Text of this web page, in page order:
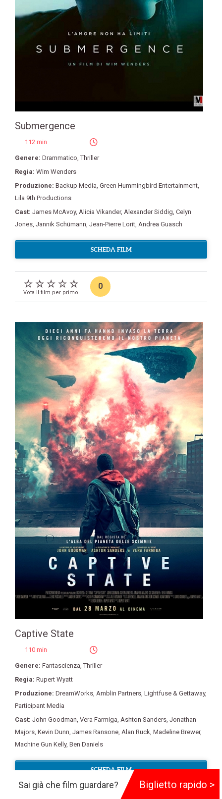
Submergence
112 min
Genere: Drammatico ,Thriller
Regia: Wim Wenders
Produzione: Backup Media Green Hummingbird Entertainment
Lila 9th Productions
Cast: James McAvoy, Alicia Vikander, Alexander Siddig Celyn
Jones Jannik Schümann Jean-Pierre Lorit Andrea Guasch
SCHEDA FILM
Vota il film per primo
0
Captive State
110 min
Genere: Fantascienza ,Thriller
Regia: Rupert Wyatt
Produzione: DreamWorks Amblin Partners Lightfuse & Gettaway,
Participant Media
Cast: John Goodman Vera Farmiga Ashton Sanders Jonathan
Majors Kevin Dunn James Ransone Alan Ruck Madeline Brewer,
Machine Gun Kelly, Ben Daniels
SCHEDA FILM
Sai già che film guardare? Biglietto rapido >